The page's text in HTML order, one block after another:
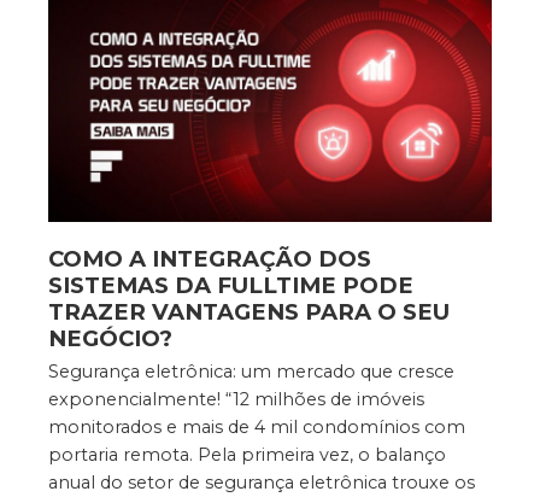
COMO A INTEGRAÇÃO DOS
SISTEMAS DA FULLTIME PODE
TRAZER VANTAGENS PARA O SEU
NEGÓCIO?
Segurança eletrônica: um mercado que cresce
exponencialmente! “12 milhões de imóveis
monitorados e mais de 4 mil condomínios com
portaria remota. Pela primeira vez, o balanço
anual do setor de segurança eletrônica trouxe os